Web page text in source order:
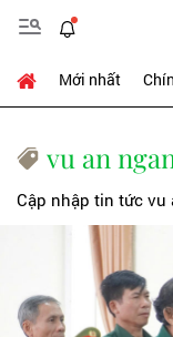
Mới nhất
vu an
Cập nhập tin tức vu